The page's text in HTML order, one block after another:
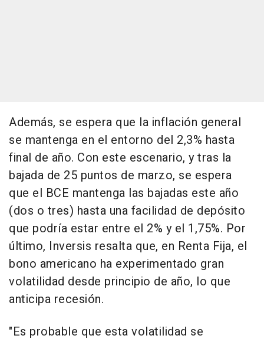
Además, se espera que la inflación general
se mantenga en el entorno del 2,3% hasta
final de año. Con este escenario, y tras la
bajada de 25 puntos de marzo, se espera
que el BCE mantenga las bajadas este año
(dos o tres) hasta una facilidad de depósito
que podría estar entre el 2% y el 1,75%. Por
último, Inversis resalta que, en Renta Fija, el
bono americano ha experimentado gran
volatilidad desde principio de año, lo que
anticipa recesión.
"Es probable que esta volatilidad se